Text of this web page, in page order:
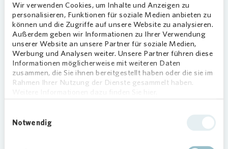
Wir verwenden Cookies, um Inhalte und Anzeigen zu
personalisieren, Funktionen für soziale Medien anbieten zu
können und die Zugriffe auf unsere Website zu analysieren.
Außerdem geben wir Informationen zu Ihrer Verwendung
unserer Website an unsere Partner für soziale Medien,
Werbung und Analysen weiter. Unsere Partner führen diese
Informationen möglicherweise mit weiteren Daten
zusammen, die Sie ihnen bereitgestellt haben oder die sie im
Rahmen Ihrer Nutzung der Dienste gesammelt haben.
Notwendig
von Interessenten! Sollten Sie
Schreiben oder Anrufe mit
unseriösen Forderungen erhalten,
melden Sie sich bitte umgehend bei
unserem Kundenservice , da es sich
um einen Betrugsversuch handeln
könnte. Vielen Dank!